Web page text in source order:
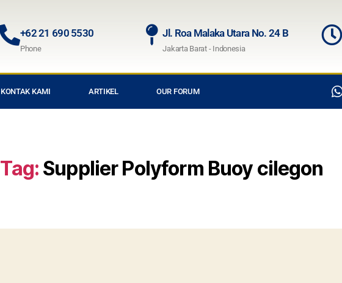
+62 21 690 5530
Phone
Jl. Roa Malaka Utara No. 24 B
Jakarta Barat - Indonesia
KONTAK KAMI ARTIKEL OUR FORUM
Tag: Supplier Polyform Buoy cilegon